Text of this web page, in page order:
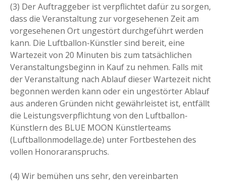
(3) Der Auftraggeber ist verpflichtet dafür zu sorgen,
dass die Veranstaltung zur vorgesehenen Zeit am
vorgesehenen Ort ungestört durchgeführt werden
kann. Die Luftballon-Künstler sind bereit, eine
Wartezeit von 20 Minuten bis zum tatsächlichen
Veranstaltungsbeginn in Kauf zu nehmen. Falls mit
der Veranstaltung nach Ablauf dieser Wartezeit nicht
begonnen werden kann oder ein ungestörter Ablauf
aus anderen Gründen nicht gewährleistet ist, entfällt
die Leistungsverpflichtung von den Luftballon-
Künstlern des BLUE MOON Künstlerteams
(Luftballonmodellage.de) unter Fortbestehen des
vollen Honoraranspruchs.
(4) Wir bemühen uns sehr, den vereinbarten